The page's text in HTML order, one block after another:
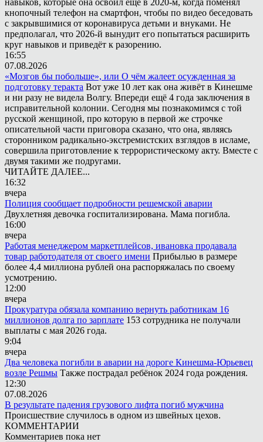
кнопочный телефон на смартфон, чтобы по видео беседовать
с закрывшимися от коронавируса детьми и внуками. Не
предполагал, что 2026-й вынудит его попытаться расширить
круг навыков и приведёт к разорению.
16:55
07.08.2026
«Мозгов бы побольше», или О чём жалеет осужденная за
подготовку теракта Вот уже 10 лет как она живёт в Кинешме
и ни разу не видела Волгу. Впереди ещё 4 года заключения в
исправительной колонии. Сегодня мы познакомимся с той
русской женщиной, про которую в первой же строчке
описательной части приговора сказано, что она, являясь
сторонником радикально-экстремистских взглядов в исламе,
совершила приготовление к террористическому акту. Вместе с
двумя такими же подругами.
ЧИТАЙТЕ ДАЛЕЕ...
16:32
вчера
Полиция сообщает подробности решемской аварии
Двухлетняя девочка госпитализирована. Мама погибла.
16:00
вчера
Работая менеджером маркетплейсов, ивановка продавала
товар работодателя от своего имени Прибылью в размере
более 4,4 миллиона рублей она распоряжалась по своему
усмотрению.
12:00
вчера
Прокуратура обязала компанию вернуть работникам 16
миллионов долга по зарплате 153 сотрудника не получали
выплаты с мая 2026 года.
9:04
вчера
Два человека погибли в аварии на дороге Кинешма-Юрьевец
возле Решмы Также пострадал ребёнок 2024 года рождения.
12:30
07.08.2026
В результате падения грузового лифта погиб мужчина
Происшествие случилось в одном из швейных цехов.
КОММЕНТАРИИ
Комментариев пока нет